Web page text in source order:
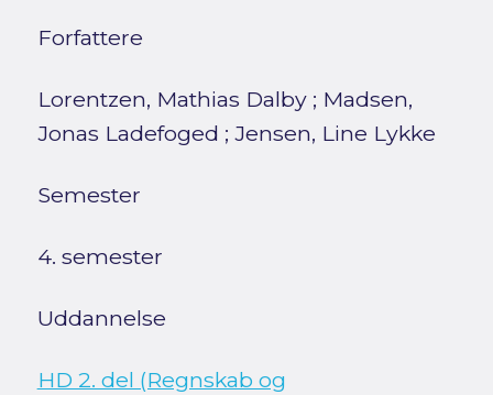
Forfattere
Lorentzen, Mathias Dalby; Madsen,
Jonas Ladefoged ; Jensen, Line Lykke
Semester
4. semester
Uddannelse
HD 2. del (Regnskab og